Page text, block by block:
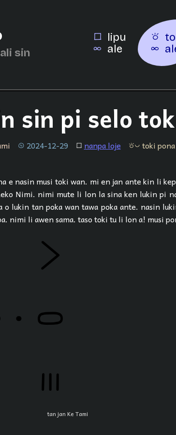
sin
lipu
ale
sin pi selo
tenpo 2024-12-29 lipu nanpa loje toki pona toki pona
e nasin musi toki wan. mi en jan ante kin li
Nimi. nimi mute li lon la sina ken lukin pi
o lukin tan poka wan tawa poka ante. nasin
nimi li awen sama. taso toki tu li lon a! musi
tan jan Ke Tami